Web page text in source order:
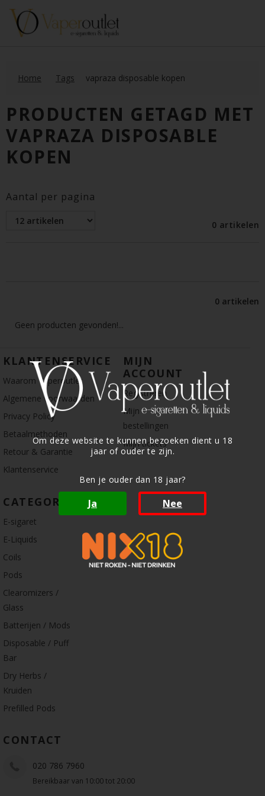
Om deze website te kunnen bezoeken dient u 18
jaar of ouder te zijn.
Ben je ouder dan 18 jaar?
Ja Nee
Home Tags vapraza disposable kopen
PRODUCTEN GETAGD MET
VAPRAZA DISPOSABLE
KOPEN
Aantal per pagina
0 artikelen
0 artikelen
Geen producten gevonden!...
KLANTENSERVICE
Waarom Vaperoutlet
Algemene voorwaarden
Privacy Policy
Betaalmethoden
Retour & Garantie
Klantenservice
MIJN
ACCOUNT
Registreren
Mijn
bestellingen
Mijn tickets
CATEGORIE
E-sigaret
E-Liquids
Coils
Pods
Clearomizers /
Glass
Batterijen / Mods
Disposable / Puff
Bar
Dry Herbs /
Kruiden
Prefilled Pods
CONTACT
020 786 7960
Bereikbaar van 10:00 tot 20:00